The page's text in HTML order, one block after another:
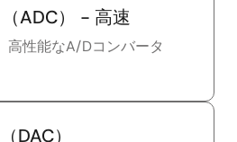
ADC） - 高速
高性能なA/Dコンバータ
DAC）